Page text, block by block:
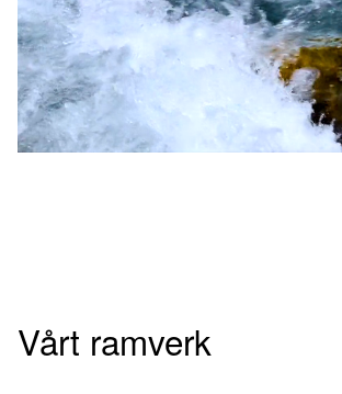
Vårt ramverk